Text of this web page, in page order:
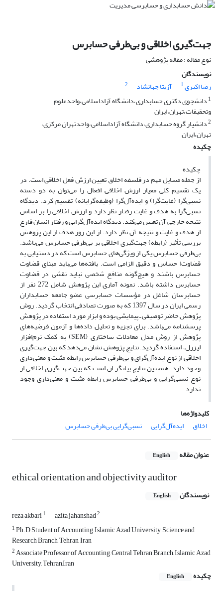
جهت‌گیری اخلاقی و بی‌طرفی حسابرس
نوع مقاله : مقاله پژوهشی
نویسندگان
رضا اکبری1 آزیتا جهانشاد
2
1 دانشجوی دکتری حسابداری،دانشگاه آزاداسلامی،واحدعلوم
وتحقیقات،تهران،ایران
2دانشیار گروه حسابداری،دانشگاه آزاداسلامی،واحدتهران مرکزی،
تهران،ایران
چکیده
چکیده
از جمله مسایل مهم در فلسفه اخلاق تعیین ارزش فعل اخلاقی است. در
یک تقسیم کلی معیار ارزش اخلاقی افعال را می‌توان به دو دسته
نسبی‌گرا (غایت‌گرا) و ایده‌آل‌گرا (وظیفه‌گرایانه) تقسیم کرد. دیدگاه
نسبی‌گرا به هدف و غایت رفتار نظر دارد و ارزش اخلاقی را بر اساس
نتیجه خارجی آن تعیین می‌کند. دیدگاه ایده‌آل‌گرایی و رفتار انسان فارغ
از هدف و غایت و نتیجه آن نظر دارد. از این روز هدف از این پژوهش
بررسی تأثیر (رابطه) جهت‌گیری اخلاقی بر بی‌طرفی حسابرس می‌باشد.
بی‌طرفی حسابرس یکی از ویژگی‌های حسابرس است که در دستیابی به
قضاوت‌ا حساس و دقیق الزامی است. یافته‌ها می‌باید مبنای قضاوت
حسابرس باشند و هیچ‌گونه منافع شخصی نباید نقشی در قضاوت
حسابرس داشته باشد. نمونه آماری این پژوهش شامل 272 نفر از
حسابرسان شاغل در مؤسسات حسابرسی عضو جامعه حسابداران
رسمی ایران در سال 1397 که به صورت تصادفی انتخاب گردید. روش
پژوهش حاضر توصیفی ـ پیمایشی بوده و ابزار مورد استفاده در پژوهش
پرسشنامه می‌باشد. برای تجزیه و تحلیل داده‌ها و آزمون فرضیه‌های
پژوهش از روش مدل معادلات ساختاری (SEM) به کمک نرم‌افزار
لیزرل، استفاده گردید. نتایج پژوهش نشان می‌دهد که بین جهت‌گیری
اخلاقی از نوع ایده‌آل‌گرای و بی‌طرفی حسابرس رابطه مثبت و معنی‌داری
وجود دارد. همچنین نتایج بیانگر ان است که بین جهت‌گیری اخلاقی از
نوع نسبی‌گرایی و بی‌طرفی حسابرس رابطه مثبت و معنی‌داری وجود
ندارد
کلیدواژه‌ها
اخلاق
ایده‌آل‌گرایی نسبی‌گرایی بی‌طرفی حسابرس
عنوان مقاله English
ethical orientation and objectivity auditor
نویسندگان English
reza akbari1 azita jahanshad2
1Ph.D Student of Accounting, Islamic Azad University, Science and
Research Branch, Tehran, Iran
2Associate Professor of Accounting, Central Tehran Branch, Islamic Azad
University, Tehran,Iran
چکیده
English